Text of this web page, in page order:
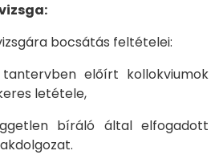
bocsátás feltételei:
előírt kollokviumok
letétele,
bíráló által elfogadott